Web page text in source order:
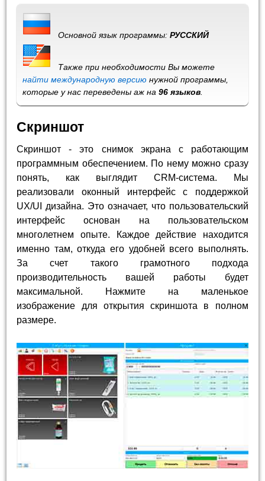
Основной язык программы:РУССКИЙ
Также при необходимости Вы можете
найти международную версию нужной программы,
которые у нас переведены аж на96 языков.
Скриншот
Скриншот - это снимок экрана с работающим
программным обеспечением. По нему можно сразу
понять, как выглядит CRM-система. Мы
реализовали оконный интерфейс с поддержкой
UX/UI дизайна. Это означает, что пользовательский
интерфейс основан на пользовательском
многолетнем опыте. Каждое действие находится
именно там, откуда его удобней всего выполнять.
За счет такого грамотного подхода
производительность вашей работы будет
максимальной. Нажмите на маленькое
изображение для открытия скриншота в полном
размере.